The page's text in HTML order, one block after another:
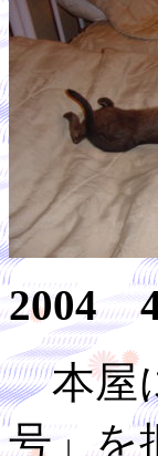
2004
本屋に
号」を